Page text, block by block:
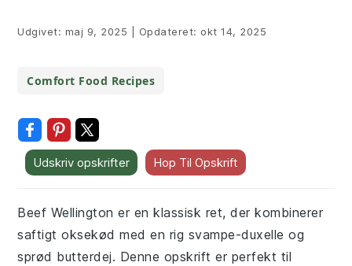
Udgivet: maj 9, 2025 Opdateret: okt 14, 2025
Comfort Food Recipes
Udskriv opskrifter Hop Til Opskrift
Beef Wellington er en klassisk ret, der kombinerer
saftigt oksekød med en rig svampe-duxelle og
sprød butterdej. Denne opskrift er perfekt til